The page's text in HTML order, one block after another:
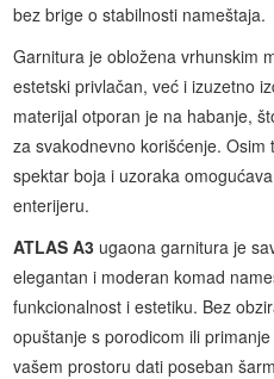
bez brige o stabilnosti nameštaja.
Garnitura je obložena vrhunskim
estetski privlačan, već i izuzetno
materijal otporan je na habanje,
za svakodnevno korišćenje.
spektar boja i uzoraka
enterijeru.
ATLAS A3 ugaona garnitura je
elegantan i moderan komad
funkcionalnost i estetiku. Bez
opuštanje s porodicom ili
vašem prostoru dati poseban